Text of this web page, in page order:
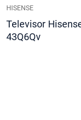
HISENSE
Televisor
43Q6Qv